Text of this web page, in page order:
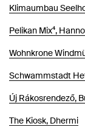
Klimaumbau
Pelikan Mix⁴,
Wohnkrone
Schwammstadt
Új Rákosrendező,
The Kiosk, Dhermi